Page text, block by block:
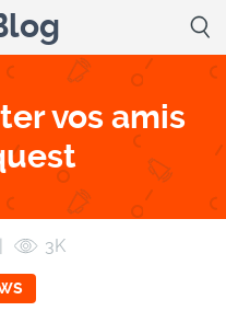
vos amis
| 3K